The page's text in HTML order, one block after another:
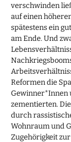
verschwinden
auf einen
spätestens ein
am Ende. Und
Reformen die
Gewinner*Innen
zementierten.
durch
Wohnraum und
Zugehörigkeit